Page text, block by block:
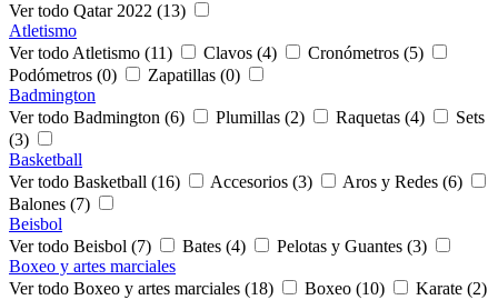
Ver todo Qatar 2022 (13)
Atletismo
Ver todo Atletismo (11)
Clavos (4)
Cronómetros (5)
Podómetros (0)
Zapatillas (0)
Badmington
Ver todo Badmington (6)
Plumillas (2) Raquetas (4)
Sets
(3)
Basketball
Ver todo Basketball (16)
Accesorios (3)
Aros y Redes (6)
Balones (7)
Beisbol
Ver todo Beisbol (7)
Bates (4)
Pelotas y Guantes (3)
Boxeo y artes marciales
Ver todo Boxeo y artes marciales (18)
Boxeo (10)
Karate (2)